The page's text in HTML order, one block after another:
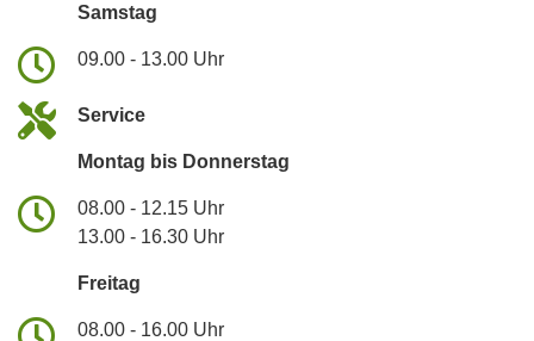
Samstag
09.00 - 13.00 Uhr
Service
Montag bis Donnerstag
08.00 - 12.15 Uhr
13.00 - 16.30 Uhr
Freitag
08.00 - 16.00 Uhr